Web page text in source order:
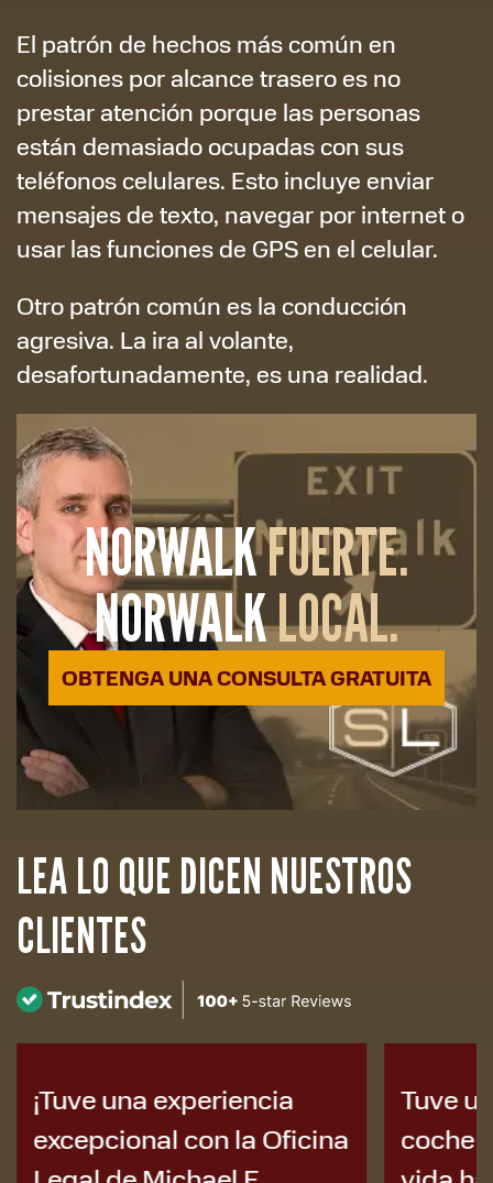
El patrón de hechos más común en
colisiones por alcance trasero es no
prestar atención porque las personas
están demasiado ocupadas con sus
teléfonos celulares. Esto incluye enviar
mensajes de texto, navegar por internet o
usar las funciones de GPS en el celular.
Otro patrón común es la conducción
agresiva. La ira al volante,
desafortunadamente, es una realidad.
NORWALKFUERTE.
NORWALKLOCAL.
OBTENGA UNA CONSULTA GRATUITA
LEA LO QUE DICEN NUESTROS
CLIENTES
¡Tuve una experiencia
excepcional con la Oficina
Tuve
coche